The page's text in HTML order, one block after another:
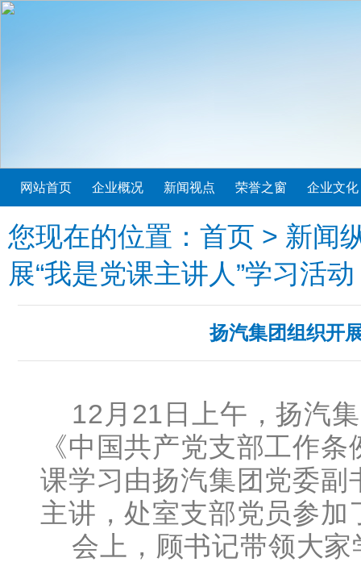
网站首页 企业概况 新闻视点 荣誉之窗 企业文化
您现在的位置： 首页 > 新闻
展“我是党课主讲人”学习活动
扬汽集团组织开
12月21日上午，扬汽
《中国共产党支部工作
课学习由扬汽集团党委
主讲，处室支部党员参加
会上，顾书记带领大家